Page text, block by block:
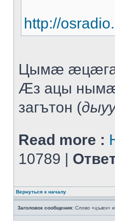
http://
Цымæ
Æз ацы
загътон (
Read more :
10789 |
Вернуться к началу
Заголовок сообщения: Слово «цъæх» и